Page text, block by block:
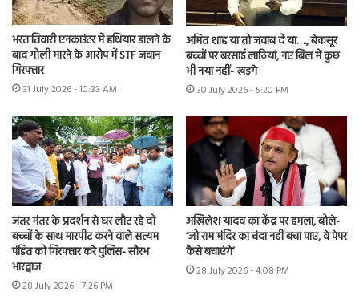
भरत तिवारी एनकाउंटर में हथियार डालने के
बाद गोली मारने के आरोप में STF जवान
गिरफ्तार
31 July 2026 - 10:33 AM
अमित शाह या तो जवाब दें या…., बेकसूर
बच्चों पर बरसाई लाठियां, नए बिल में कुछ
भी नया नहीं- खड़गे
30 July 2026 - 5:20 PM
जंतर मंतर के प्रदर्शन से घर लौट रहे दो
बच्चों के साथ मारपीट करने वाले सत्यम
पंडित को गिरफ्तार करे पुलिस- सौरभ
भारद्वाज
28 July 2026 - 7:26 PM
अखिलेश यादव का केंद्र पर हमला, बोले-
‘जो राम मंदिर का चंदा नहीं बचा पाए, वे पेपर
कैसे बचाएंगे’
28 July 2026 - 4:08 PM